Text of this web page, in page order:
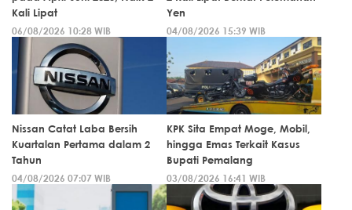
Kali Lipat
06/08/2026 10:28 WIB
Yen
04/08/2026 15:39 WIB
Nissan Catat Laba Bersih
Kuartalan Pertama dalam 2
Tahun
04/08/2026 07:07 WIB
KPK Sita Empat Moge, Mobil,
hingga Emas Terkait Kasus
Bupati Pemalang
03/08/2026 16:41 WIB